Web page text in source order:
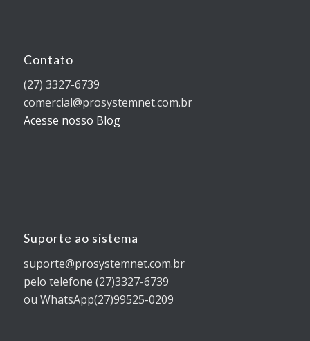
Contato
(27) 3327-6739
comercial@prosystemnet.com.br
Acesse nosso Blog
Suporte ao sistema
suporte@prosystemnet.com.br
pelo telefone (27)3327-6739
ou WhatsApp(27)99525-0209